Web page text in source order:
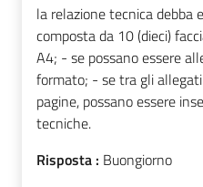
la relazione tecnica debba
composta da 10 (dieci)
A4; - se possano essere
formato; - se tra gli
pagine, possano essere
tecniche.
Risposta : Buongiorno